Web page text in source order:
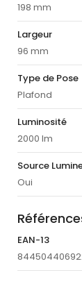
198 mm
Largeur
96 mm
Type de Pose
Plafond
Luminosité
2000 lm
Source
Oui
EAN-13